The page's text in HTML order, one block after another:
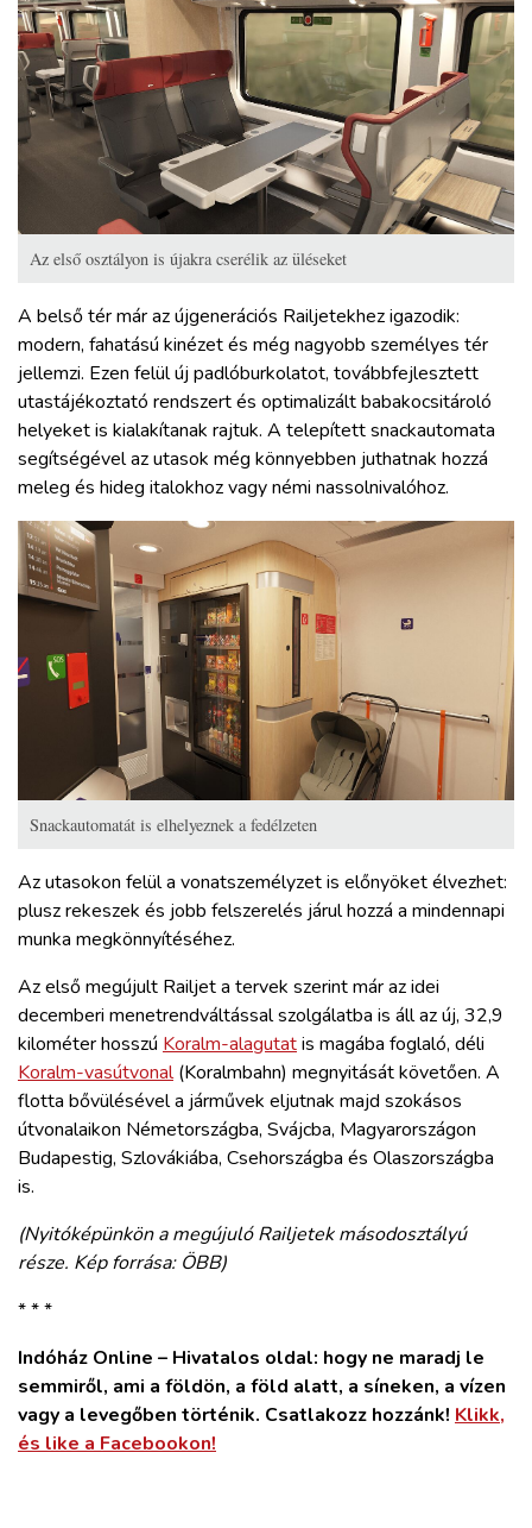
Az első osztályon is újakra cserélik az üléseket
A belső tér már az újgenerációs Railjetekhez igazodik:
modern, fahatású kinézet és még nagyobb személyes tér
jellemzi. Ezen felül új padlóburkolatot, továbbfejlesztett
utastájékoztató rendszert és optimalizált babakocsitároló
helyeket is kialakítanak rajtuk. A telepített snackautomata
segítségével az utasok még könnyebben juthatnak hozzá
meleg és hideg italokhoz vagy némi nassolnivalóhoz.
Snackautomatát is elhelyeznek a fedélzeten
Az utasokon felül a vonatszemélyzet is előnyöket élvezhet:
plusz rekeszek és jobb felszerelés járul hozzá a mindennapi
munka megkönnyítéséhez.
Az első megújult Railjet a tervek szerint már az idei
decemberi menetrendváltással szolgálatba is áll az új, 32,9
kilométer hosszú Koralm-alagutatis magába foglaló, déli
Koralm-vasútvonal(Koralmbahn) megnyitását követően. A
flotta bővülésével a járművek eljutnak majd szokásos
útvonalaikon Németországba, Svájcba, Magyarországon
Budapestig, Szlovákiába, Csehországba és Olaszországba
is.
(Nyitóképünkön a megújuló Railjetek másodosztályú
része. Kép forrása: ÖBB)
* * *
Indóház Online – Hivatalos oldal: hogy ne maradj le
semmiről, ami a földön, a föld alatt, a síneken, a vízen
vagy a levegőben történik. Csatlakozz hozzánk! Klikk,
és like a Facebookon!